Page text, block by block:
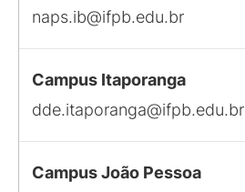
naps.ib@ifpb.edu.br
Campus Itaporanga
dde.itaporanga@ifpb.edu.br
Campus João Pessoa